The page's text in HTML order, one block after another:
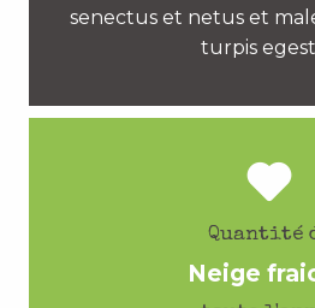
senectus et netus et
turpis
Quantité
Neige